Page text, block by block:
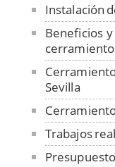
Instalación
Beneficios
Sevilla
Trabajos